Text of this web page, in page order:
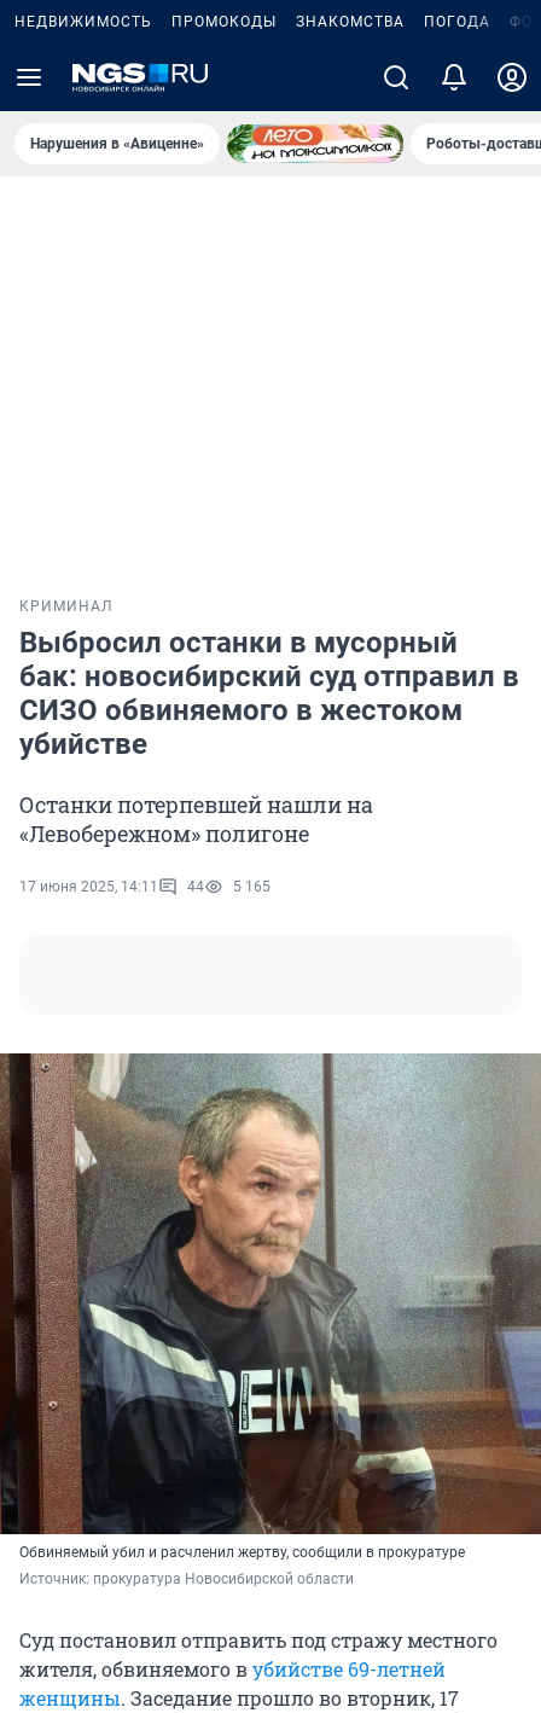
НЕДВИЖИМОСТЬ ПРОМОКОДЫ ЗНАКОМСТВА ПОГОДА
Нарушения в «Авиценне» Роботы-
КРИМИНАЛ
Выбросил останки в мусорный
бак: новосибирский суд отправил в
СИЗО обвиняемого в жестоком
убийстве
Останки потерпевшей нашли на
«Левобережном» полигоне
17 июня 2025, 14:11 44 5 165
Обвиняемый убил и расчленил жертву, сообщили в прокуратуре
Источник: прокуратура Новосибирской области
Суд постановил отправить под стражу местного
жителя, обвиняемого вубийстве 69-летней
женщины. Заседание прошло во вторник, 17